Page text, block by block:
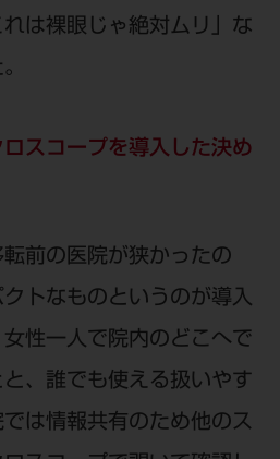
は裸眼じゃ絶対ムリ」な
スコープを導入した決め
前の医院が狭かったの
トなものというのが導入
性一人で院内のどこへで
、誰でも使える扱いやす
は情報共有のため他のス